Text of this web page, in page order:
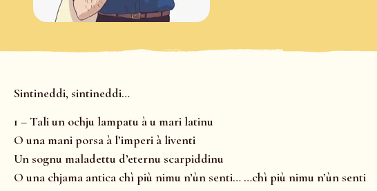
Sintineddi, sintineddi…
1 – Tali un ochju lampatu à u mari latinu
O una mani porsa à l’imperi à liventi
Un sognu maladettu d’eternu scarpiddinu
O una chjama antica chì più nimu n’ùn senti… …chì più nimu n’ùn senti